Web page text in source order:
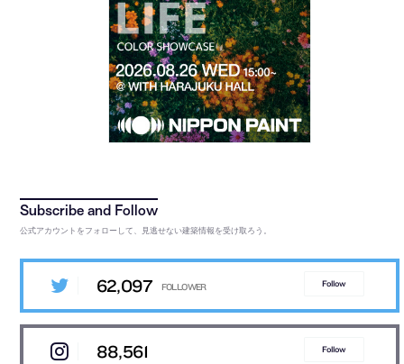
公式アカウントをフォローして、見逃せない建築情報を受け取ろう。
62,097 Follow
88,561 Follow